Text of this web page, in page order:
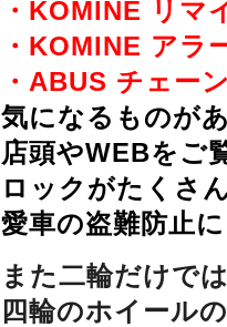
・KOMINE リマ
・KOMINE アラ
・ABUS チェー
気になるものが
店頭やWEBをご
ロックがたくさ
愛車の盗難防止
また二輪だけで
四輪のホイール